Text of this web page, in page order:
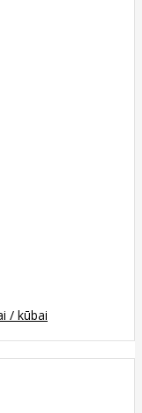
/ kūbai